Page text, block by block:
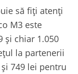
să fiți atenți
M3 este
și chiar 1.050
la partenerii
749 lei pentru